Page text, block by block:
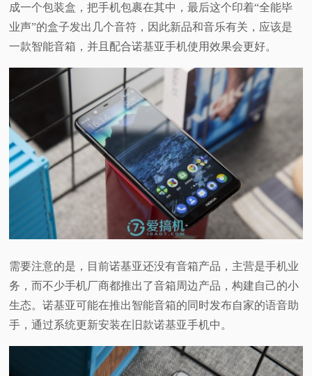
题
成一个包装盒，把手机包裹在其中，最后这个印着“全能毕
业声”的盒子发出几个音符，因此新品和音乐有关，应该是
一款智能音箱，并且配合诺基亚手机使用效果会更好。
需要注意的是，目前诺基亚还没有音箱产品，主营是手机业
务，而不少手机厂商都推出了音箱周边产品，构建自己的小
生态。诺基亚可能在推出智能音箱的同时发布自家的语音助
手，通过系统更新安装在旧款诺基亚手机中。